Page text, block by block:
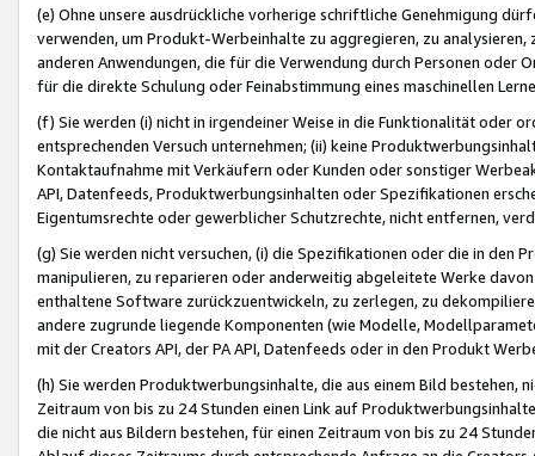
(e) Ohne unsere ausdrückliche vorherige schriftliche Genehmigung
verwenden, um Produkt-Werbeinhalte zu aggregieren, zu
anderen Anwendungen, die für die Verwendung durch Personen
für die direkte Schulung oder Feinabstimmung eines maschinellen
(f) Sie werden (i) nicht in irgendeiner Weise in die Funktionalität oder
entsprechenden Versuch unternehmen; (ii) keine
Kontaktaufnahme mit Verkäufern oder Kunden oder sonstiger
API, Datenfeeds, Produktwerbungsinhalten oder Spezifikationen
Eigentumsrechte oder gewerblicher Schutzrechte, nicht entfernen,
(g) Sie werden nicht versuchen, (i) die Spezifikationen oder die in
manipulieren, zu reparieren oder anderweitig abgeleitete Werke
enthaltene Software zurückzuentwickeln, zu zerlegen, zu
andere zugrunde liegende Komponenten (wie Modelle,
mit der Creators API, der PA API, Datenfeeds oder in den Produkt
(h) Sie werden Produktwerbungsinhalte, die aus einem Bild bestehen,
Zeitraum von bis zu 24 Stunden einen Link auf
die nicht aus Bildern bestehen, für einen Zeitraum von bis zu 24